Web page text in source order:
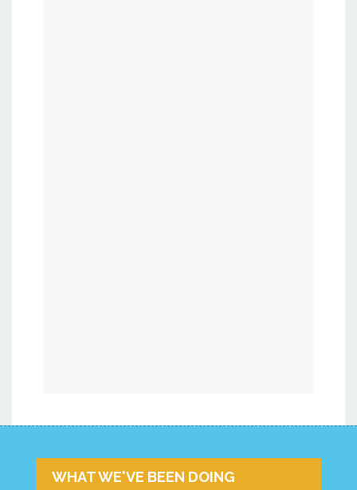
WHAT WE'VE BEEN DOING